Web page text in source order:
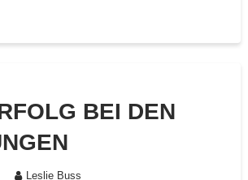
BEI DEN
Leslie Buss